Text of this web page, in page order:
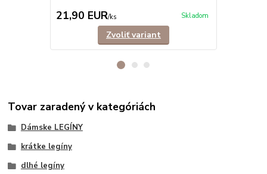
21,90 EUR/ks Skladom
Zvoliť variant
Tovar zaradený v kategóriách
Dámske LEGÍNY
krátke legíny
dlhé legíny